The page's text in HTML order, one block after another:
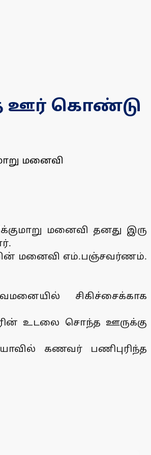
ஊர் கொண்டு
மனைவி
மனைவி தனது இரு
மனைவி எம்.பஞ்சவர்ணம்.
சிகிச்சைக்காக
உடலை சொந்த ஊருக்கு
கணவர் பணிபுரிந்த